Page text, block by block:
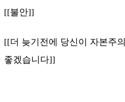
[[불안]]
[[더 늦기전에 당신이 자본주
좋겠습니다]]